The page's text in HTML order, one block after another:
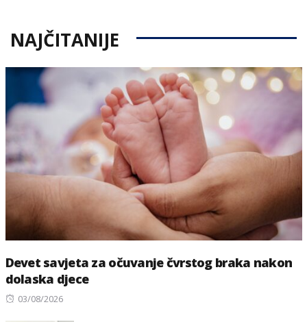
NAJČITANIJE
Devet savjeta za očuvanje čvrstog braka nakon
dolaska djece
Posted
03/08/2026